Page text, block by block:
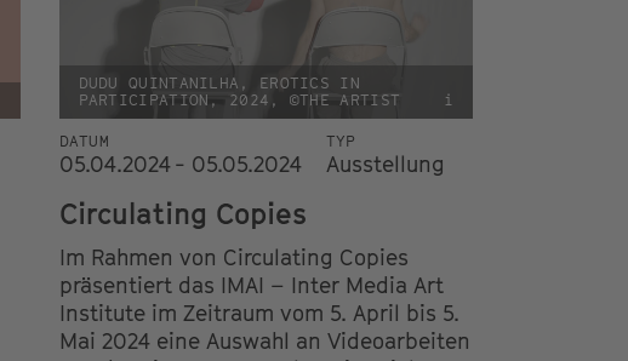
DUDU QUINTANILHA, EROTICS IN
PARTICIPATION, 2024, ©THE ARTIST
i
DATUM
05.04.2024 - 05.05.2024
TYP
Ausstellung
Circulating Copies
Im Rahmen von Circulating Copies
präsentiert das IMAI – Inter Media Art
Institute im Zeitraum vom 5. April bis 5.
Mai 2024 eine Auswahl an Videoarbeiten